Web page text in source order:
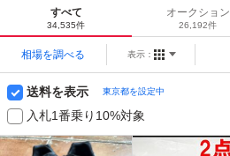
すべて
34,535件
オークション
26,192件
相場を調べる 表示：
送料を表示 東京都を設定中
入札1番乗り10%対象